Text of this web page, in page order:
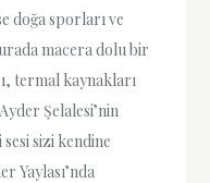
doğa sporları ve
macera dolu bir
termal kaynakları
Şelalesi’nin
sizi kendine
Yaylası’nda